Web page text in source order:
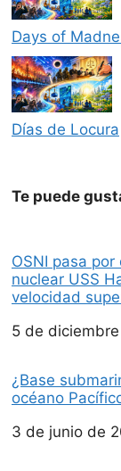
Days of
Días de Locura
Te puede
OSNI pasa
nuclear USS
velocidad
Fecha
5 de
¿Base
océano
Fecha
3 de junio de